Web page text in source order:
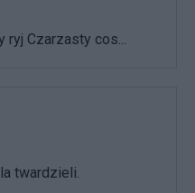
ryj Czarzasty cos...
twardzieli.